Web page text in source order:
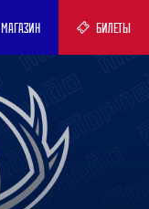
МАГАЗИН БИЛЕТЫ